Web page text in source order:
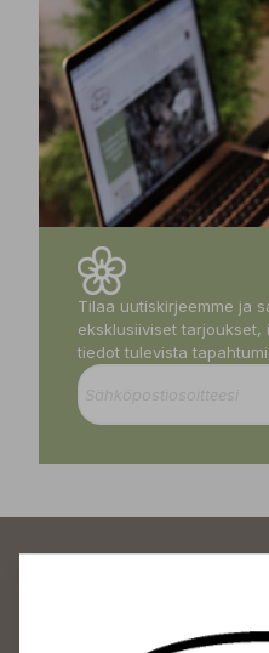
Tilaa uutiskirjeemme ja
eksklusiiviset tarjoukset,
tiedot tulevista